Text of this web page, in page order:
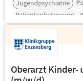
Jugendpsychiatrie
Patientenbetreuung
Oberarzt